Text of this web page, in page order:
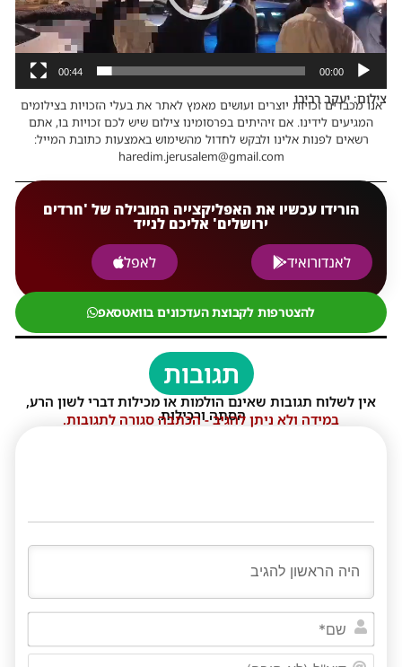
00:00
00:44
צילום: יעקב רביבו
אנו מכבדים זכויות יוצרים ועושים מאמץ לאתר את בעלי הזכויות בצילומים
המגיעים לידינו. אם זיהיתים בפרסומינו צילום שיש לכם זכויות בו, אתם
רשאים לפנות אלינו ולבקש לחדול מהשימוש באמצעות כתובת המייל:
haredim.jerusalem@gmail.com
הורידו עכשיו את האפליקצייה המובילה של 'חרדים
ירושלים' אליכם לנייד
לאנדורואיד
לאפל
להצטרפות לקבוצת העדכונים בוואטסאפ
תגובות
אין לשלוח תגובות שאינם הולמות או מכילות דברי לשון הרע,
הסתה ורכילות.
במידה ולא ניתן להגיב - הכתבה סגורה לתגובות.